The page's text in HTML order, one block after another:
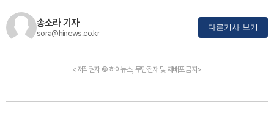
송소라 기자
sora@hinews.co.kr
다른기사 보기
<저작권자 © 하이뉴스, 무단전재 및 재배포 금지>